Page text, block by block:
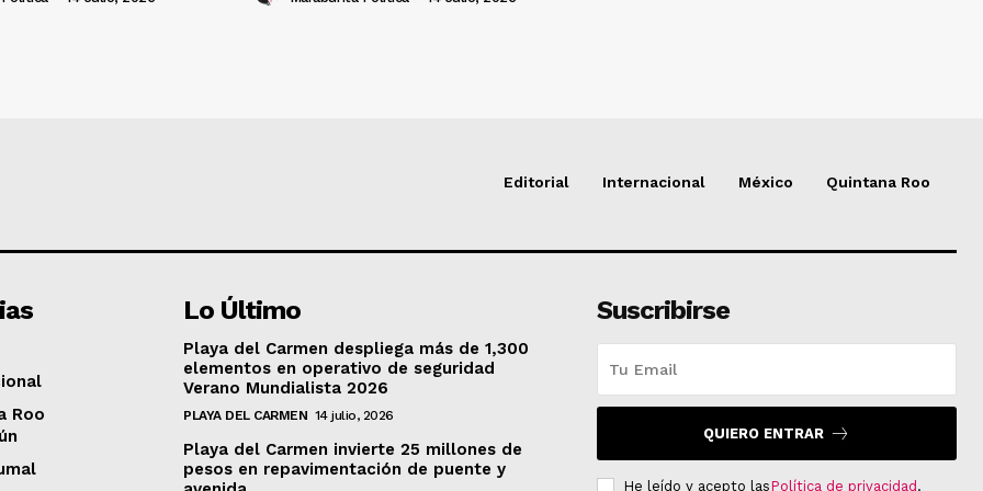
Editorial Internacional México Quintana Roo
Roo
Lo Último
Playa del Carmen despliega más de 1,300
elementos en operativo de seguridad
Verano Mundialista 2026
PLAYA DEL CARMEN 14 julio, 2026
Playa del Carmen invierte 25 millones de
pesos en repavimentación de puente y
Suscribirse
QUIERO ENTRAR
He leído y acepto lasPolítica de privacidad.